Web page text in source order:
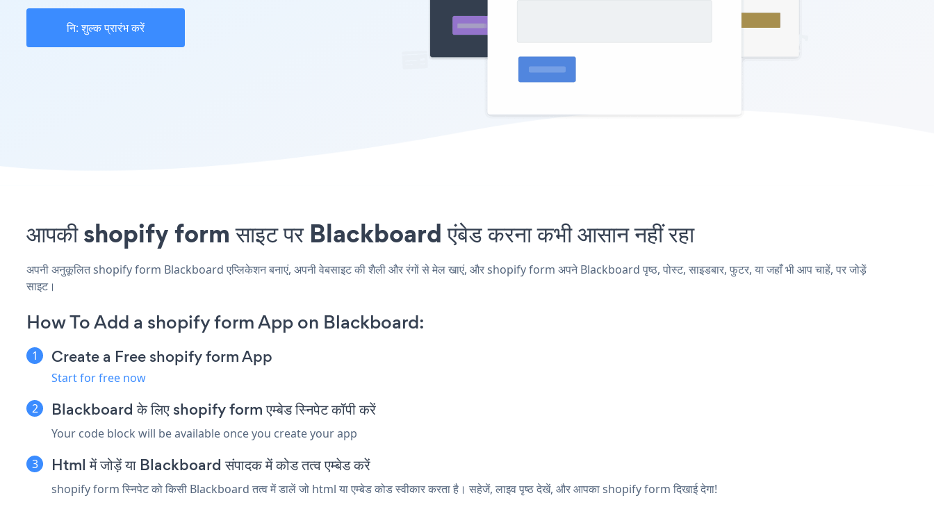
नि: शुल्क प्रारंभ करें
आपकी shopify form साइट पर Blackboard एंबेड करना कभी आसान नहीं रहा
अपनी अनुकूलित shopify form Blackboard एप्लिकेशन बनाएं, अपनी वेबसाइट की शैली और रंगों से मेल खाएं, और shopify form अपने Blackboard पृष्ठ, पोस्ट, साइडबार, फुटर, या जहाँ भी आप चाहें, पर जोड़ें
साइट।
How To Add a shopify form App on Blackboard:
Create a Free shopify form App
Start for free now
Blackboard के लिए shopify form एम्बेड स्निपेट कॉपी करें
Your code block will be available once you create your app
Html में जोड़ें या Blackboard संपादक में कोड तत्व एम्बेड करें
shopify form स्निपेट को किसी Blackboard तत्व में डालें जो html या एम्बेड कोड स्वीकार करता है। सहेजें, लाइव पृष्ठ देखें, और आपका shopify form दिखाई देगा!